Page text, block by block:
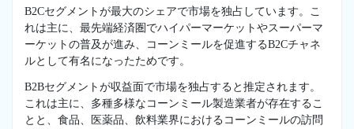
B2Cセグメントが最大のシェアで市場を独占しています。こ
れは主に、最先端経済圏でハイパーマーケットやスーパーマ
ーケットの普及が進み、コーンミールを促進するB2Cチャネ
ルとして有名になったためです。
B2Bセグメントが収益面で市場を独占すると推定されます。
これは主に、多種多様なコーンミール製造業者が存在するこ
とと、食品、医薬品、飲料業界におけるコーンミールの訪問